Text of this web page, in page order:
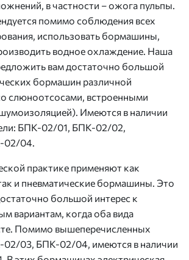
в частности – ожога пульпы.
помимо соблюдения всех
использовать бормашины,
водное охлаждение. Наша
вам достаточно большой
бормашин различной
слюноотсосами, встроенными
Имеются в наличии
БПК-02/01, БПК-02/02,
02/04.
практике применяют как
и пневматические бормашины. Это
большой интерес к
вариантам, когда оба вида
Помимо вышеперечисленных
03, БПК-02/04, имеются в наличии